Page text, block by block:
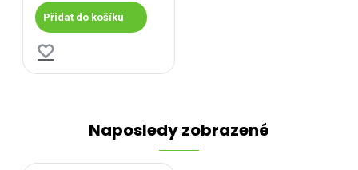
Přidat do košíku
Naposledy zobrazené